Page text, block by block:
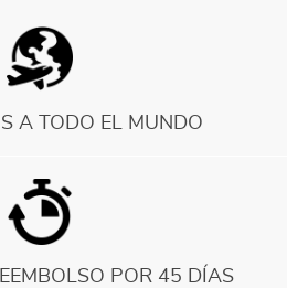
A TODO EL MUNDO
POR 45 DÍAS